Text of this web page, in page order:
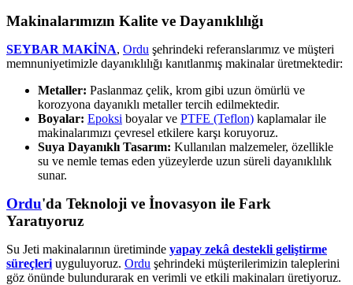
Makinalarımızın Kalite ve Dayanıklılığı
SEYBAR MAKİNA, Ordu şehrindeki referanslarımız ve müşteri
memnuniyetimizle dayanıklılığı kanıtlanmış makinalar üretmektedir:
Metaller: Paslanmaz çelik, krom gibi uzun ömürlü ve
korozyona dayanıklı metaller tercih edilmektedir.
Boyalar: Epoksi boyalar ve PTFE (Teflon) kaplamalar ile
makinalarımızı çevresel etkilere karşı koruyoruz.
Suya Dayanıklı Tasarım: Kullanılan malzemeler, özellikle
su ve nemle temas eden yüzeylerde uzun süreli dayanıklılık
sunar.
Ordu'da Teknoloji ve İnovasyon ile Fark
Yaratıyoruz
Su Jeti makinalarının üretiminde yapay zekâ destekli geliştirme
süreçleri uyguluyoruz. Ordu şehrindeki müşterilerimizin taleplerini
göz önünde bulundurarak en verimli ve etkili makinaları üretiyoruz.